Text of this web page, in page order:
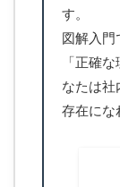
す。
図解入
「正確
なたは社
存在にな